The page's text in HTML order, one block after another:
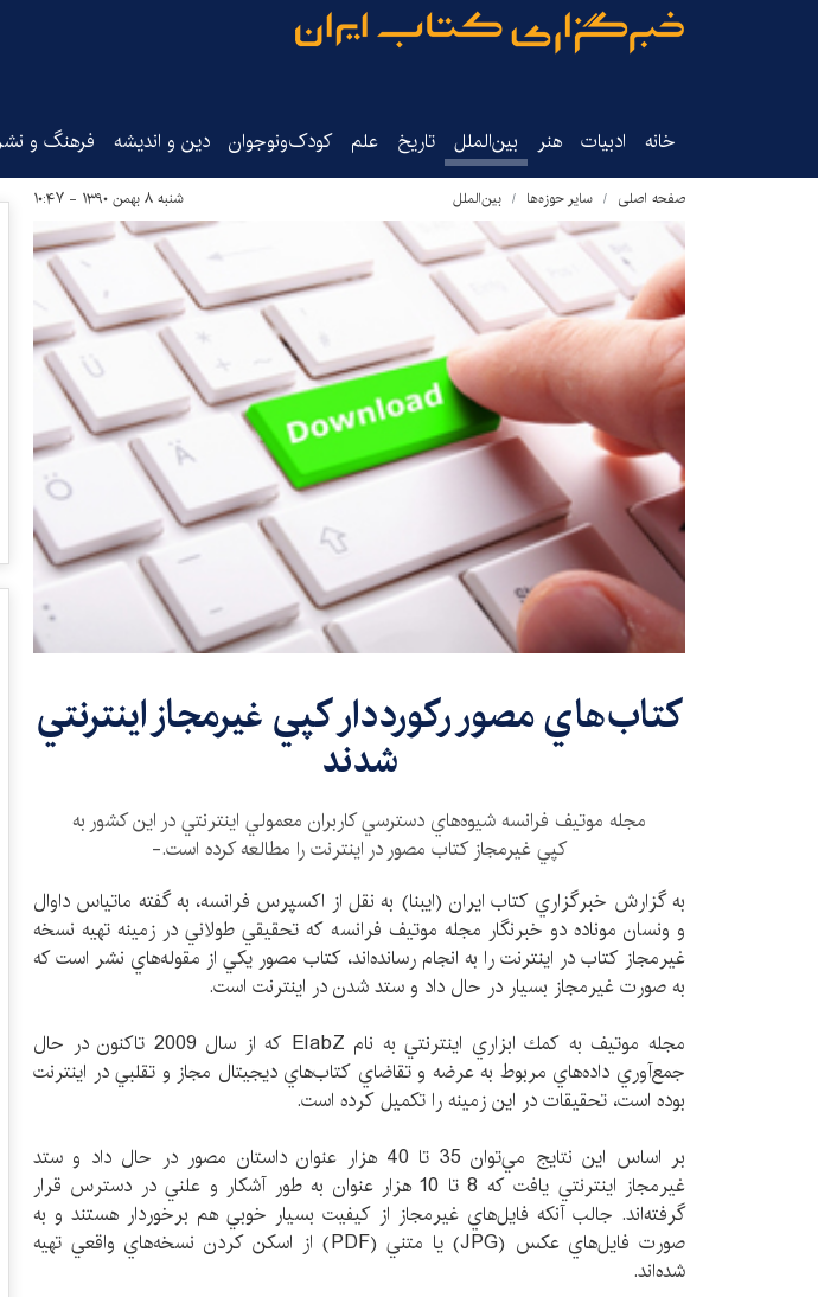
خانه ادبیات هنر بین‌الملل تاریخ‌ علم کودک‌ونوجوان دین و اندیشه فرهنگ و
صفحه اصلی سایر حوزه‌ها بین‌الملل شنبه ۸ بهمن ۱۳۹۰ - ۱۰:۴۷
كتاب‌هاي مصور ركورددار كپي غيرمجاز اينترنتي
شدند
مجله موتيف فرانسه شيوه‌هاي دسترسي كاربران معمولي اينترنتي در اين كشور به
كپي غيرمجاز كتاب مصور در اينترنت را مطالعه كرده است.-
به گزارش خبرگزاري كتاب ايران (ايبنا) به نقل از اكسپرس فرانسه، به گفته ماتياس داوال
و ونسان موناده دو خبرنگار مجله موتيف فرانسه كه تحقيقي طولاني در زمينه تهيه نسخه
غيرمجاز كتاب در اينترنت را به انجام رسانده‌اند، كتاب مصور يكي از مقوله‌هاي نشر است که
به صورت غیرمجاز بسيار در حال داد و ستد شدن در اينترنت است.
مجله موتيف به كمك ابزاري اينترنتي به نام ElabZ كه از سال 2009 تاكنون در حال
جمع‌آوري داده‌هاي مربوط به عرضه و تقاضاي كتاب‌هاي ديجيتال مجاز و تقلبي در اينترنت
بوده است، تحقيقات در اين زمينه را تكميل كرده است.
بر اساس اين نتايج مي‌توان 35 تا 40 هزار عنوان داستان مصور در حال داد و ستد
غيرمجاز اينترنتي يافت كه 8 تا 10 هزار عنوان به طور آشكار و علني در دسترس قرار
گرفته‌اند. جالب آنكه فايل‌هاي غيرمجاز از كيفيت بسيار خوبي هم برخوردار هستند و به
صورت فايل‌هاي عكس (JPG) يا متني (PDF) از اسكن كردن نسخه‌هاي واقعي تهيه
شده‌اند.